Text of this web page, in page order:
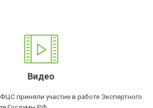
Видео
приняли участие в работе Экспертного